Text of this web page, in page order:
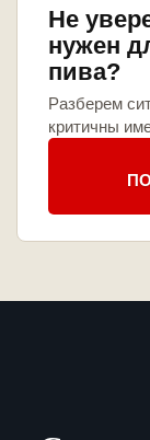
Не
нужен
пива?
Разберем
критичны